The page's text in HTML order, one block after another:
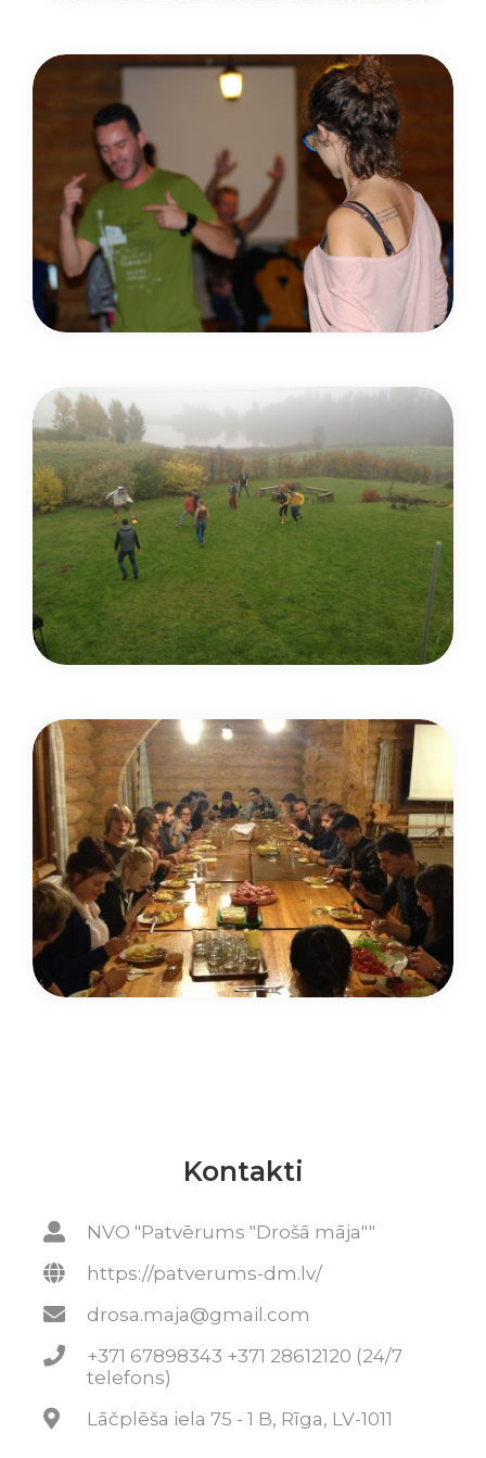
Kontakti
NVO "Patvērums "Drošā māja""
https://patverums-dm.lv/
drosa.maja@gmail.com
+371 67898343 +371 28612120 (24/7
telefons)
Lāčplēša iela 75 - 1 B, Rīga, LV-1011